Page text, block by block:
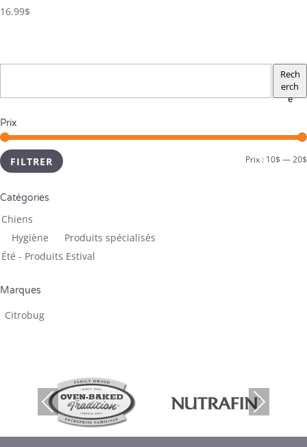
16.99$
Rech
erch
e
Prix
FILTRER Prix : 10$ —20$
Catégories
Chiens
Hygiène
Produits spécialisés
Été - Produits Estival
Marques
Citrobug
Previous Next